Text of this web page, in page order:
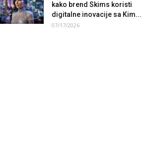
kako brend Skims koristi
digitalne inovacije sa Kim...
07/17/2026